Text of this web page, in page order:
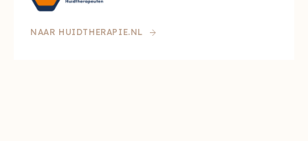
NAAR HUIDTHERAPIE.NL